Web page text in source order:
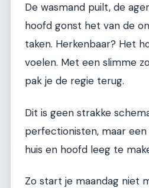
De wasmand puilt, de
hoofd gonst het van de
taken. Herkenbaar? Het
voelen. Met een slimme
pak je de regie terug.
Dit is geen strakke
perfectionisten, maar
huis en hoofd leeg te
Zo start je maandag niet